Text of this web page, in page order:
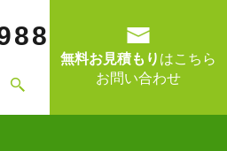
無料お見積もり はこちら
お問い合わせ